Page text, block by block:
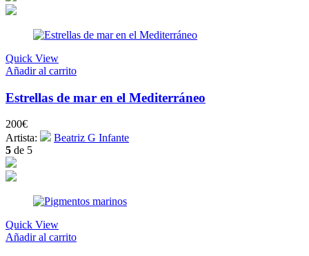
Quick View
Añadir al carrito
Estrellas de mar en el Mediterráneo
200€
Artista:
Beatriz G Infante
5 de 5
Quick View
Añadir al carrito